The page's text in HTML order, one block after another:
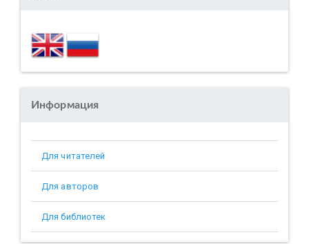
Информация
Для читателей
Для авторов
Для библиотек